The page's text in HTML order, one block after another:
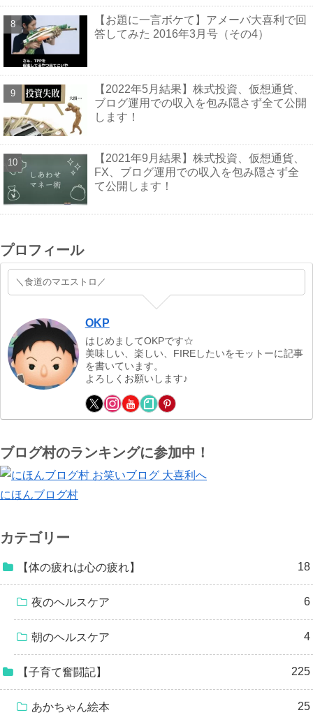
【お題に一言ボケて】アメーバ大喜利で回
答してみた 2016年3月号（その4）
【2022年5月結果】株式投資、仮想通貨、
ブログ運用での収入を包み隠さず全て公開
します！
【2021年9月結果】株式投資、仮想通貨、
FX、ブログ運用での収入を包み隠さず全
て公開します！
プロフィール
＼食道のマエストロ／
OKP
はじめましてOKPです☆
美味しい、楽しい、FIREしたいをモットーに記事
を書いています。
よろしくお願いします♪
ブログ村のランキングに参加中！
にほんブログ村
カテゴリー
【体の疲れは心の疲れ】 18
夜のヘルスケア 6
朝のヘルスケア 4
【子育て奮闘記】 225
あかちゃん絵本 25